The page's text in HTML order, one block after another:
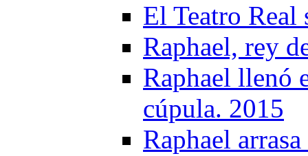
El Teatro Real
Raphael, rey
Raphael llenó
cúpula. 2015
Raphael